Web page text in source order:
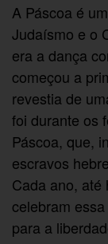
A Páscoa é
Judaísmo e o
era a dança
começou a
revestia de
foi durante os
Páscoa, que,
escravos
Cada ano, até
celebram
para a